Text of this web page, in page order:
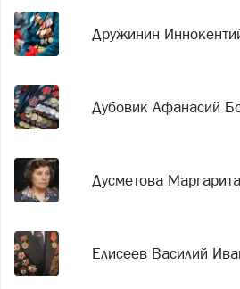
Дружинин
Дубовик Афанасий
Дусметова
Елисеев Василий